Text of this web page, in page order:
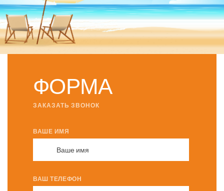
E
ФОРМА
ЗАКАЗАТЬ ЗВОНОК
ВАШЕ ИМЯ
ВАШ ТЕЛЕФОН